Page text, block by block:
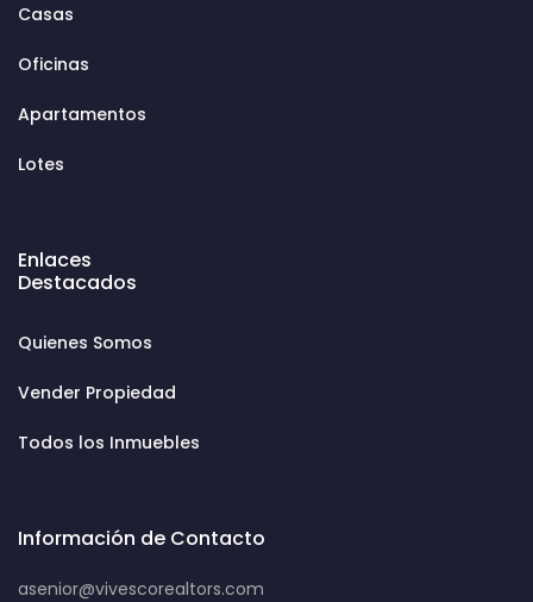
Casas
Oficinas
Apartamentos
Lotes
Enlaces
Destacados
Quienes Somos
Vender Propiedad
Todos los Inmuebles
Información de Contacto
asenior@vivescorealtors.com